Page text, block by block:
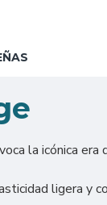
la icónica era
ligera y